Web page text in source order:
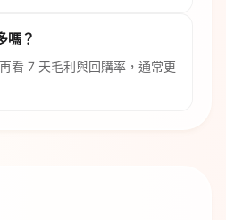
嗎？
看 7 天毛利與回購率，通常更